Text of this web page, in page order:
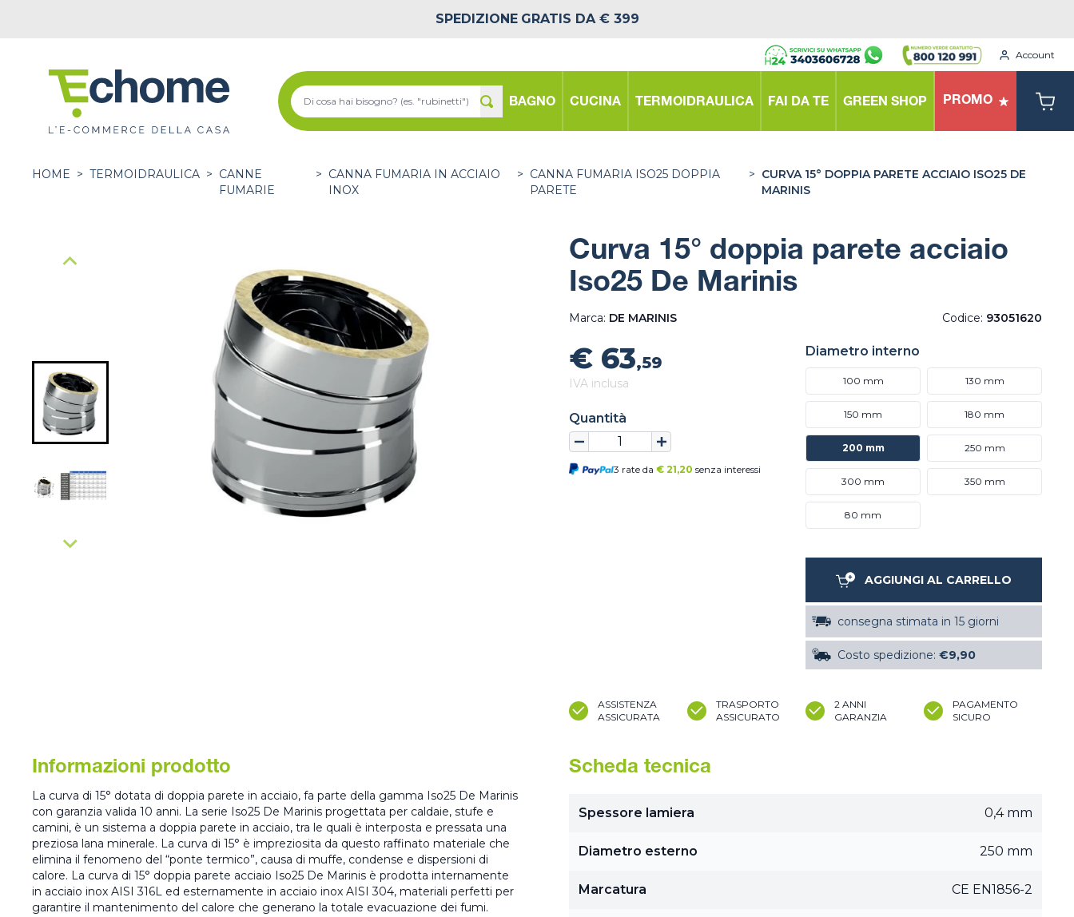
SPEDIZIONE GRATIS DA € 399
Account
BAGNO CUCINA TERMOIDRAULICA FAI DA TE GREEN SHOP PROMO
HOME > TERMOIDRAULICA > CANNE
FUMARIE
> CANNA FUMARIA IN ACCIAIO
INOX
> CANNA FUMARIA ISO25 DOPPIA
PARETE
> CURVA 15° DOPPIA PARETE ACCIAIO ISO25 DE
MARINIS
Curva 15° doppia parete acciaio
Iso25 De Marinis
Marca: DE MARINIS Codice: 93051620
€ 63,59
IVA inclusa
Quantità
3 rate da € 21,20 senza interessi
Diametro interno
100 mm 130 mm
150 mm 180 mm
200 mm 250 mm
300 mm 350 mm
80 mm
AGGIUNGI AL CARRELLO
consegna stimata in 15 giorni
Costo spedizione: €9,90
ASSISTENZA
ASSICURATA
TRASPORTO
ASSICURATO
2 ANNI
GARANZIA
PAGAMENTO
SICURO
Informazioni prodotto
La curva di 15° dotata di doppia parete in acciaio, fa parte della gamma Iso25 De Marinis
con garanzia valida 10 anni. La serie Iso25 De Marinis progettata per caldaie, stufe e
camini, è un sistema a doppia parete in acciaio, tra le quali è interposta e pressata una
preziosa lana minerale. La curva di 15° è impreziosita da questo raffinato materiale che
elimina il fenomeno del “ponte termico”, causa di muffe, condense e dispersioni di
calore. La curva di 15° doppia parete acciaio Iso25 De Marinis è prodotta internamente
in acciaio inox AISI 316L ed esternamente in acciaio inox AISI 304, materiali perfetti per
garantire il mantenimento del calore che generano la totale evacuazione dei fumi.
Scheda tecnica
Spessore lamiera 0,4 mm
Diametro esterno 250 mm
Marcatura CE EN1856-2